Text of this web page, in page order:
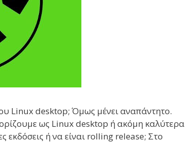
Linux desktop; Όμως μένει αναπάντητο.
ως Linux desktop ή ακόμη καλύτερα
εκδόσεις ή να είναι rolling release; Στο